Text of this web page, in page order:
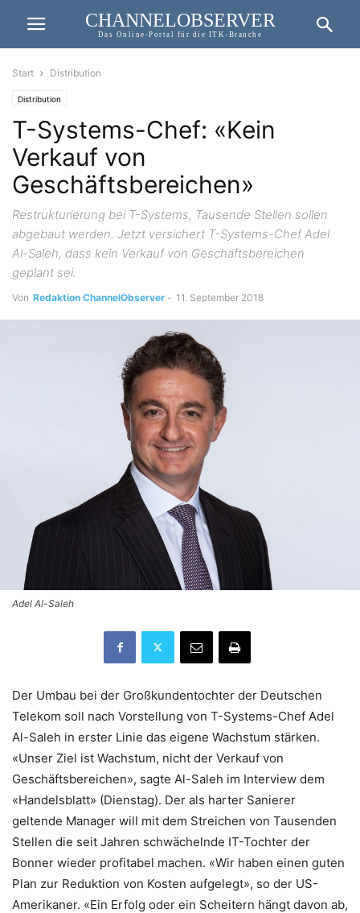
CHANNELOBSERVER
Das Online-Portal für die ITK-Branche
Start Distribution
Distribution
T-Systems-Chef: «Kein
Verkauf von
Geschäftsbereichen»
Restrukturierung bei T-Systems, Tausende Stellen sollen
abgebaut werden. Jetzt versichert T-Systems-Chef Adel
Al-Saleh, dass kein Verkauf von Geschäftsbereichen
geplant sei.
Von Redaktion ChannelObserver - 11. September 2018
Adel Al-Saleh
Der Umbau bei der Großkundentochter der Deutschen
Telekom soll nach Vorstellung von T-Systems-Chef Adel
Al-Saleh in erster Linie das eigene Wachstum stärken.
«Unser Ziel ist Wachstum, nicht der Verkauf von
Geschäftsbereichen», sagte Al-Saleh im Interview dem
«Handelsblatt» (Dienstag). Der als harter Sanierer
geltende Manager will mit dem Streichen von Tausenden
Stellen die seit Jahren schwächelnde IT-Tochter der
Bonner wieder profitabel machen. «Wir haben einen guten
Plan zur Reduktion von Kosten aufgelegt», so der US-
Amerikaner. «Ein Erfolg oder ein Scheitern hängt davon ab,